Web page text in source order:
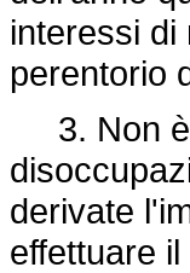
interessi di
perentorio
3. Non è
derivate
effettuare